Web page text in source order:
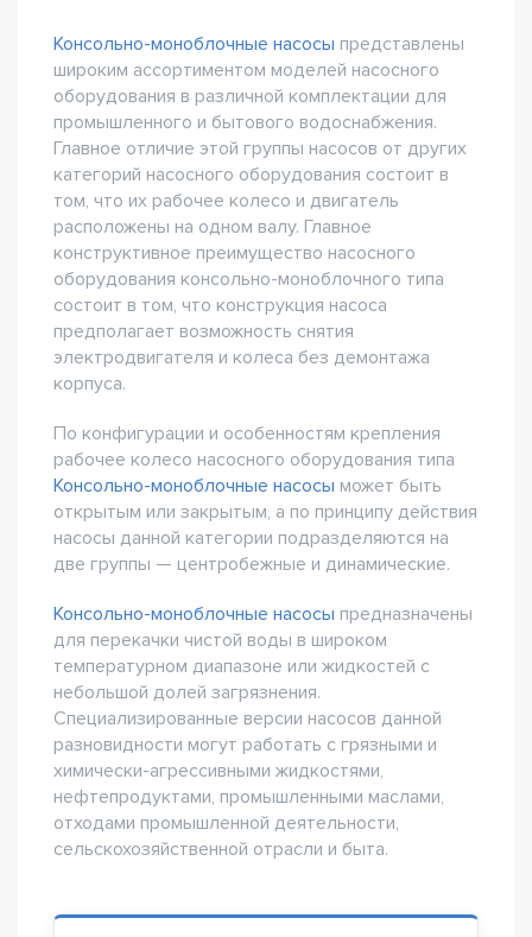
Консольно-моноблочные насосы представлены
широким ассортиментом моделей насосного
оборудования в различной комплектации для
промышленного и бытового водоснабжения.
Главное отличие этой группы насосов от других
категорий насосного оборудования состоит в
том, что их рабочее колесо и двигатель
расположены на одном валу. Главное
конструктивное преимущество насосного
оборудования консольно-моноблочного типа
состоит в том, что конструкция насоса
предполагает возможность снятия
электродвигателя и колеса без демонтажа
корпуса.
По конфигурации и особенностям крепления
рабочее колесо насосного оборудования типа
Консольно-моноблочные насосы может быть
открытым или закрытым, а по принципу действия
насосы данной категории подразделяются на
две группы — центробежные и динамические.
Консольно-моноблочные насосы предназначены
для перекачки чистой воды в широком
температурном диапазоне или жидкостей с
небольшой долей загрязнения.
Специализированные версии насосов данной
разновидности могут работать с грязными и
химически-агрессивными жидкостями,
нефтепродуктами, промышленными маслами,
отходами промышленной деятельности,
сельскохозяйственной отрасли и быта.